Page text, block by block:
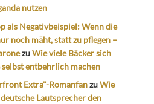
nutzen
als Negativbeispiel: Wenn die
noch mäht, statt zu pflegen –
zuWie viele Bäcker sich
selbst entbehrlich machen
Extra"-RomanfanzuWie
Lautsprecher den